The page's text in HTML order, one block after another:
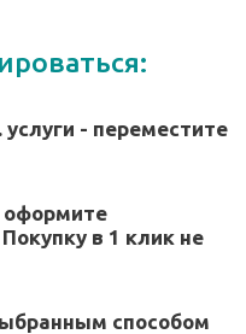
- переместите
оформите
в 1 клик не
способом